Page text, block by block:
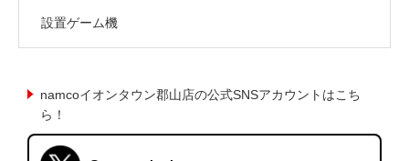
設置ゲーム機
namcoイオンタウン郡山店の公式SNSアカウントはこち
ら！